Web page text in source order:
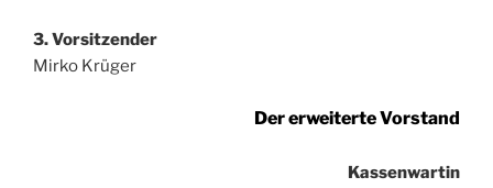
3. Vorsitzender
Mirko Krüger
Der erweiterte Vorstand
Kassenwartin